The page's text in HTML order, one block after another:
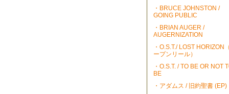
・BRUCE JOHNSTON /
GOING PUBLIC
・BRIAN AUGER /
AUGERNIZATION
・O.S.T./ LOST HORIZON
ープンリール）
・O.S.T. / TO BE OR NOT
BE
・アダムス / 旧約聖書 (EP)